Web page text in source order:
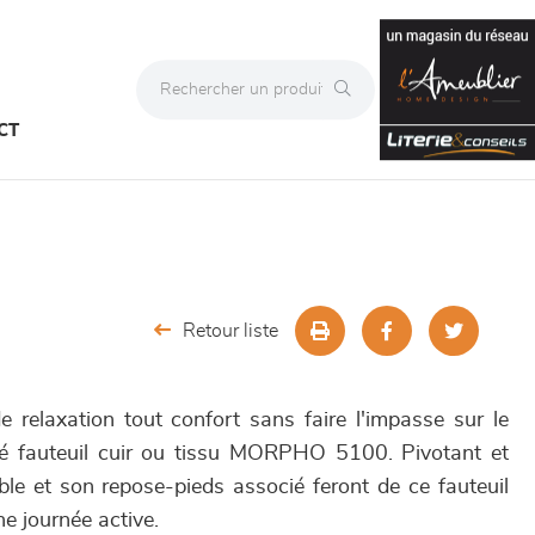
Retour liste
relaxation tout confort sans faire l'impasse sur le
fauteuil cuir ou tissu MORPHO 5100. Pivotant et
et son repose-pieds associé feront de ce fauteuil
journée active.